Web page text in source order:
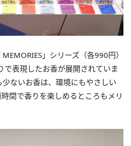
」シリーズ（各990円）
で表現したお香が展開されていま
ないお香は、環境にもやさしい
間で香りを楽しめるところもメリ